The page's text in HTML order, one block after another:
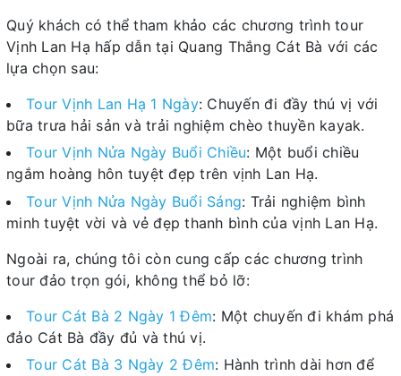
Quý khách có thể tham khảo các chương trình tour
Vịnh Lan Hạ hấp dẫn tại Quang Thắng Cát Bà với các
lựa chọn sau:
Tour Vịnh Lan Hạ 1 Ngày: Chuyến đi đầy thú vị với
bữa trưa hải sản và trải nghiệm chèo thuyền kayak.
Tour Vịnh Nửa Ngày Buổi Chiều: Một buổi chiều
ngắm hoàng hôn tuyệt đẹp trên vịnh Lan Hạ.
Tour Vịnh Nửa Ngày Buổi Sáng: Trải nghiệm bình
minh tuyệt vời và vẻ đẹp thanh bình của vịnh Lan Hạ.
Ngoài ra, chúng tôi còn cung cấp các chương trình
tour đảo trọn gói, không thể bỏ lỡ:
Tour Cát Bà 2 Ngày 1 Đêm: Một chuyến đi khám phá
đảo Cát Bà đầy đủ và thú vị.
Tour Cát Bà 3 Ngày 2 Đêm: Hành trình dài hơn để